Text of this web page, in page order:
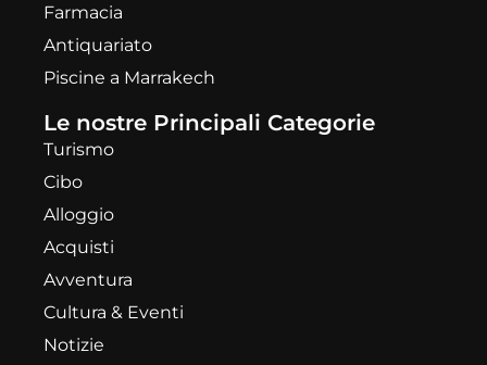
Farmacia
Antiquariato
Piscine a Marrakech
Le nostre Principali Categorie
Turismo
Cibo
Alloggio
Acquisti
Avventura
Cultura & Eventi
Notizie